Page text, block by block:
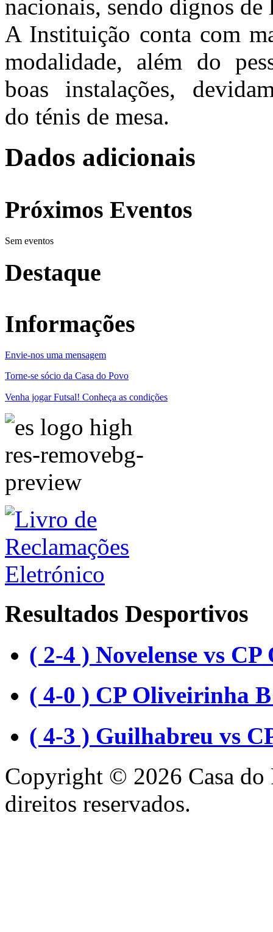
nacionais, sendo dignos
A Instituição conta com
modalidade, além do
boas instalações,
do ténis de mesa.
Dados adicionais
Próximos Eventos
Sem eventos
Destaque
Informações
Envie-nos uma mensagem
Torne-se sócio da Casa do Povo
Venha jogar Futsal! Conheça as condições
Resultados Desportivos
( 2-4 ) Novelense vs
( 4-0 ) CP Oliveirinha
( 4-3 ) Guilhabreu vs
Copyright © 2026 Casa do
direitos reservados.